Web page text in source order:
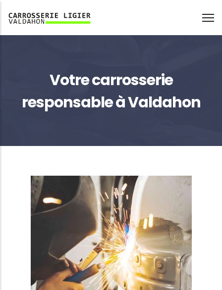
au
contenu
Fil
d'Ariane
Votre carrosserie
responsable à Valdahon